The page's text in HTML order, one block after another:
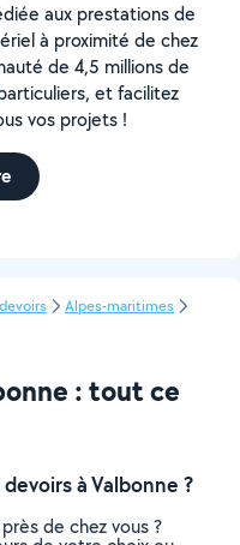
aux prestations de
à proximité de chez
de 4,5 millions de
et facilitez
vos projets !
Alpes-maritimes
: tout ce
à Valbonne ?
de chez vous ?